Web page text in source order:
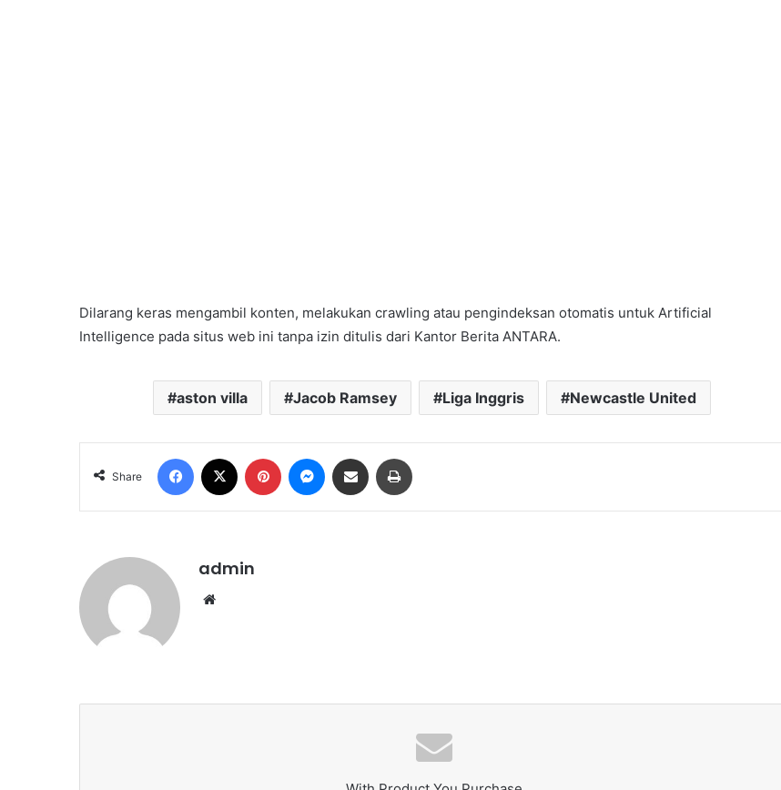
Dilarang keras mengambil konten, melakukan crawling atau pengindeksan otomatis untuk Artificial
Intelligence pada situs web ini tanpa izin ditulis dari Kantor Berita ANTARA.
aston villa Jacob Ramsey Liga Inggris Newcastle United
Share
admin